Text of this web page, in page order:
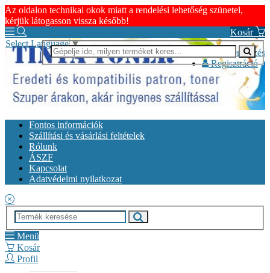
Az oldalon technikai okok miatt a rendelési lehetőség szünetel,
kérjük látogasson vissza később!
Kosár
Bejelentkezés
Regisztráció
Select Language▼
Fontos információk
Szállítási és vásárlási feltételek
Rólunk
ÁSZF
Kapcsolat
Adatvédelmi nyilatkozat
Menü
Kosár
Profil